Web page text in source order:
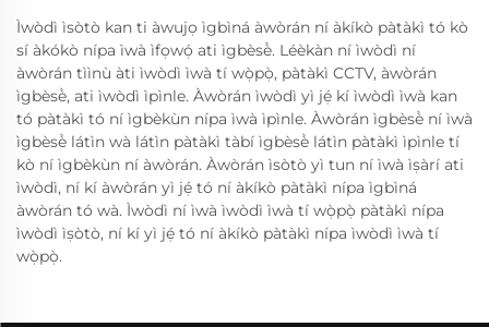
Ìwòdì ìsòtò kan ti àwujọ ìgbìná àwòrán ní àkíkò pàtàkì tó kò
sí àkókò nípa ìwà ìfọwọ́ ati ìgbèsè̀. Léèkàn ní ìwòdì ní
àwòrán tììnù àti ìwòdì ìwà tí wọ̀pọ̀, pàtàkì CCTV, àwòrán
ìgbèsè̀, ati ìwòdì ìpìnle. Àwòrán ìwòdì yì jẹ́ kí ìwòdì ìwà kan
tó pàtàkì tó ní ìgbèkùn nípa ìwà ìpìnle. Àwòrán ìgbèsè̀ ní ìwà
ìgbèsè̀ látìn wà látìn pàtàkì tàbí ìgbèsè̀ látìn pàtàkì ìpìnle tí
kò ní ìgbèkùn ní àwòrán. Àwòrán ìsòtò yì tun ní ìwà ìṣàrí ati
ìwòdì, ní kí àwòrán yì jẹ́ tó ní àkíkò pàtàkì nípa ìgbìná
àwòrán tó wà. Ìwòdì ní ìwà ìwòdì ìwà tí wọ̀pọ̀ pàtàkì nípa
ìwòdì ìṣòtò, ní kí yì jẹ́ tó ní àkíkò pàtàkì nípa ìwòdì ìwà tí
wọ̀pọ̀.